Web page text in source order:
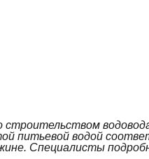
питьевой водой
Специалисты